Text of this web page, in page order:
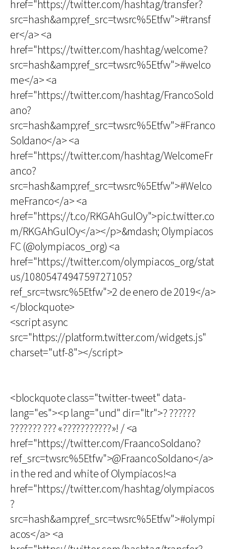
href="https://twitter.com/hashtag/transfer?
src=hash&amp;ref_src=twsrc%5Etfw">#transf
er</a> <a
href="https://twitter.com/hashtag/welcome?
src=hash&amp;ref_src=twsrc%5Etfw">#welco
me</a> <a
href="https://twitter.com/hashtag/FrancoSold
ano?
src=hash&amp;ref_src=twsrc%5Etfw">#Franco
Soldano</a> <a
href="https://twitter.com/hashtag/WelcomeFr
anco?
src=hash&amp;ref_src=twsrc%5Etfw">#Welco
meFranco</a> <a
href="https://t.co/RKGAhGulOy">pic.twitter.co
m/RKGAhGulOy</a></p>&mdash; Olympiacos
FC (@olympiacos_org) <a
href="https://twitter.com/olympiacos_org/stat
us/1080547494759727105?
ref_src=twsrc%5Etfw">2 de enero de 2019</a>
</blockquote>
<script async
src="https://platform.twitter.com/widgets.js"
charset="utf-8"></script>
<blockquote class="twitter-tweet" data-
lang="es"><p lang="und" dir="ltr">? ??????
??????? ??? «???????????»! / <a
href="https://twitter.com/FraancoSoldano?
ref_src=twsrc%5Etfw">@FraancoSoldano</a>
in the red and white of Olympiacos!<a
href="https://twitter.com/hashtag/olympiacos
?
src=hash&amp;ref_src=twsrc%5Etfw">#olympi
acos</a> <a